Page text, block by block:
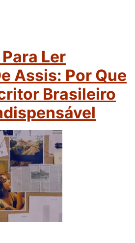
Ler
Assis: Por Que
Brasileiro